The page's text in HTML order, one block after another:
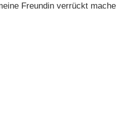
Freundin verrückt mache